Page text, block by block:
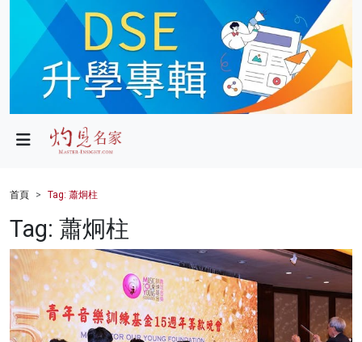
政局
財經
健康
商業
科技
首頁 Tag: 蕭炯柱
Tag: 蕭炯柱